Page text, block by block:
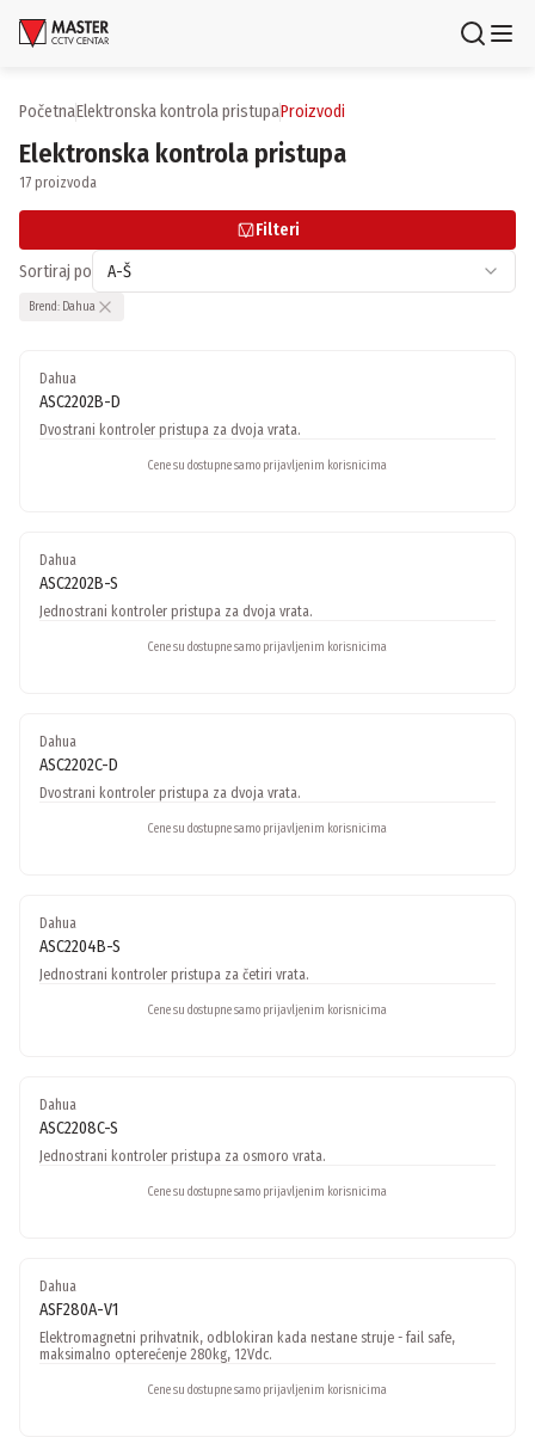
Proizvodi
Brendovi
Aktuelnosti
Usluge i rešenja
O nama
Zaposlenje
Lokacije
Početna elektronska kontrola pristupa proizvodi
Elektronska kontrola pristupa
17 proizvoda
Filteri
Sortiraj po A-Š
Brend: Dahua
Dahua
ASC2202B-D
Dvostrani kontroler pristupa za dvoja vrata.
Cene su dostupne samo prijavljenim korisnicima
Dahua
ASC2202B-S
Jednostrani kontroler pristupa za dvoja vrata.
Cene su dostupne samo prijavljenim korisnicima
Dahua
ASC2202C-D
Dvostrani kontroler pristupa za dvoja vrata.
Cene su dostupne samo prijavljenim korisnicima
Dahua
ASC2204B-S
Jednostrani kontroler pristupa za četiri vrata.
Cene su dostupne samo prijavljenim korisnicima
Dahua
ASC2208C-S
Jednostrani kontroler pristupa za osmoro vrata.
Cene su dostupne samo prijavljenim korisnicima
Dahua
ASF280A-V1
Elektromagnetni prihvatnik, odblokiran kada nestane struje - fail safe,
maksimalno opterećenje 280kg, 12Vdc.
Cene su dostupne samo prijavljenim korisnicima